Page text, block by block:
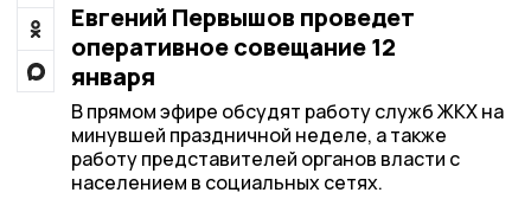
Евгений Первышов проведет
оперативное совещание 12
января
В прямом эфире обсудят работу служб ЖКХ на
минувшей праздничной неделе, а также
работу представителей органов власти с
населением в социальных сетях.